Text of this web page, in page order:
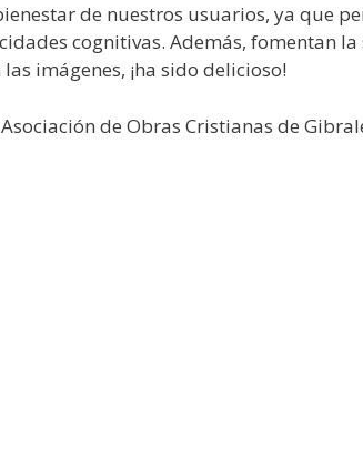
de nuestros usuarios, ya que
cognitivas. Además, fomentan
imágenes, ¡ha sido delicioso!
de Obras Cristianas de